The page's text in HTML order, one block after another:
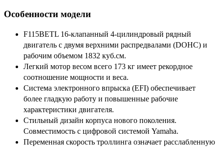
Особенности модели
F115BETL 16-клапанный 4-цилиндровый рядный
двигатель с двумя верхними распредвалами (DOHC) и
рабочим объемом 1832 куб.см.
Легкий мотор весом всего 173 кг имеет рекордное
соотношение мощности и веса.
Система электронного впрыска (EFI) обеспечивает
более гладкую работу и повышенные рабочие
характеристики двигателя.
Стильный дизайн корпуса нового поколения.
Совместимость с цифровой системой Yamaha.
Переменная скорость троллинга означает расслабленную